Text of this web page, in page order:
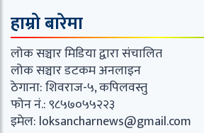
हाम्रो बारेमा
लोक सञ्चार मिडिया द्वारा संचालित
लोक सञ्चार डटकम अनलाइन
ठेगाना: शिवराज-५, कपिलवस्तु
फोन नं.: ९८५७०५५२२३
इमेल: loksancharnews@gmail.com